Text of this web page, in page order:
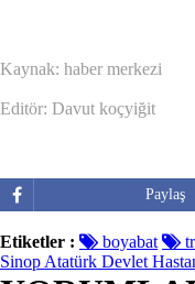
Kaynak: haber merkezi
Editör: Davut koçyiğit
Paylaş
Etiketler : boyabat
Sinop Atatürk Devlet